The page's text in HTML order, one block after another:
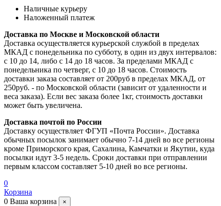
Наличные курьеру
Наложенный платеж
Доставка по Москве и Московской области
Доставка осуществляется курьерской службой в пределах
МКАД с понедельника по субботу, в один из двух интервалов:
с 10 до 14, либо с 14 до 18 часов. За пределами МКАД с
понедельника по четверг, с 10 до 18 часов. Стоимость
доставки заказа составляет от 200руб в пределах МКАД, от
250руб. - по Московской области (зависит от удаленности и
веса заказа). Если вес заказа более 1кг, стоимость доставки
может быть увеличена.
Доставка почтой по России
Доставку осуществляет ФГУП «Почта России». Доставка
обычных посылок занимает обычно 7-14 дней во все регионы
кроме Приморского края, Сахалина, Камчатки и Якутии, куда
посылки идут 3-5 недель. Сроки доставки при отправлении
первым классом составляет 5-10 дней во все регионы.
0
Корзина
0 Ваша корзина ×